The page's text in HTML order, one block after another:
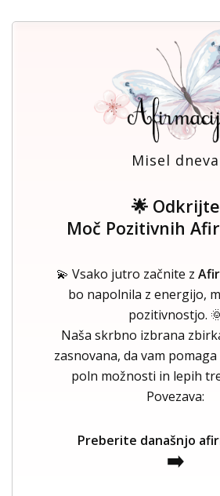
Misel dneva
🌟 Odkrijte
Moč Pozitivnih
💫 Vsako jutro začnite z
bo napolnila z energijo,
pozitivnostjo.
Naša skrbno izbrana
zasnovana, da vam
poln možnosti in lepih
Povezava:
Preberite današnjo
➡️